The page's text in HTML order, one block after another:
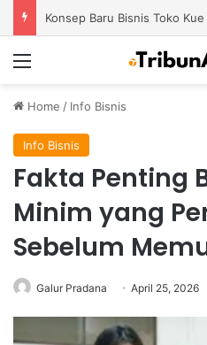
Home / Info Bisnis
Info Bisnis
Fakta Penting
Minim yang
Sebelum
Galur Pradana April 25, 2026